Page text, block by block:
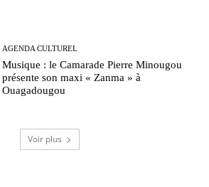
AGENDA CULTUREL
Musique : le Camarade Pierre Minougou
présente son maxi « Zanma » à
Ouagadougou
Voir plus